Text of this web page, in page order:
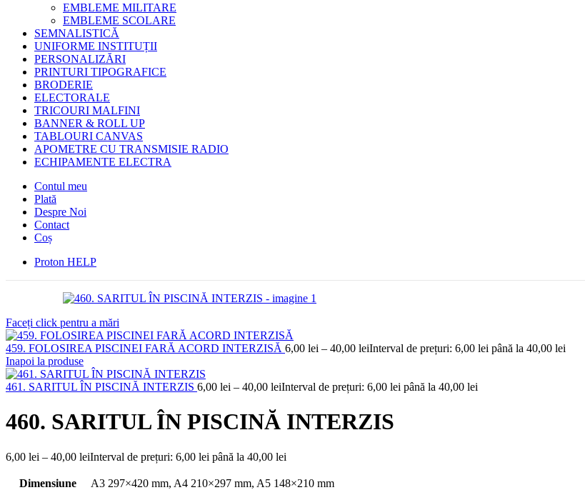
EMBLEME MILITARE
EMBLEME SCOLARE
SEMNALISTICĂ
UNIFORME INSTITUȚII
PERSONALIZĂRI
PRINTURI TIPOGRAFICE
BRODERIE
ELECTORALE
TRICOURI MALFINI
BANNER & ROLL UP
TABLOURI CANVAS
APOMETRE CU TRANSMISIE RADIO
ECHIPAMENTE ELECTRA
Contul meu
Plată
Despre Noi
Contact
Coș
Proton HELP
Faceți click pentru a mări
459. FOLOSIREA PISCINEI FARĂ ACORD INTERZISĂ 6,00 lei – 40,00 leiInterval de prețuri: 6,00 lei până la 40,00 lei
Inapoi la produse
461. SARITUL ÎN PISCINĂ INTERZIS 6,00 lei – 40,00 leiInterval de prețuri: 6,00 lei până la 40,00 lei
460. SARITUL ÎN PISCINĂ INTERZIS
6,00 lei – 40,00 leiInterval de prețuri: 6,00 lei până la 40,00 lei
Dimensiune A3 297×420 mm, A4 210×297 mm, A5 148×210 mm